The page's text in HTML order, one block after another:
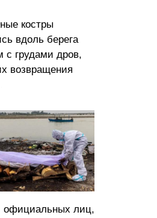
костры
вдоль берега
с грудами дров,
возвращения
официальных лиц,